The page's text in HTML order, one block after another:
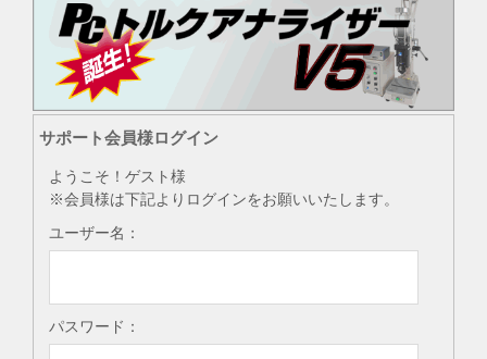
サポート会員様ログイン
ようこそ！ゲスト様
※会員様は下記よりログインをお願いいたします。
ユーザー名：
パスワード：